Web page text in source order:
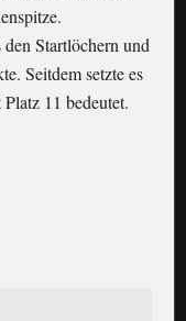
Startlöchern und
Seitdem setzte es
11 bedeutet.